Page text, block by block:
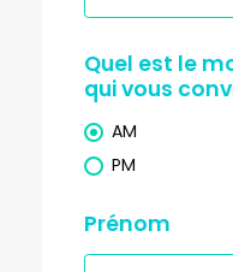
2 3 4
9 10 11
16
23
30 31
Quel est le
qui vous
AM
PM
Prénom